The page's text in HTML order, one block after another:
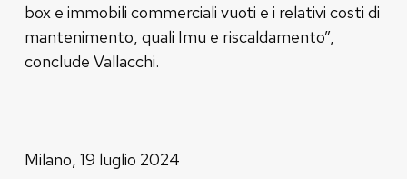
box e immobili commerciali vuoti e i relativi costi di
mantenimento, quali Imu e riscaldamento”,
conclude Vallacchi.
Milano, 19 luglio 2024